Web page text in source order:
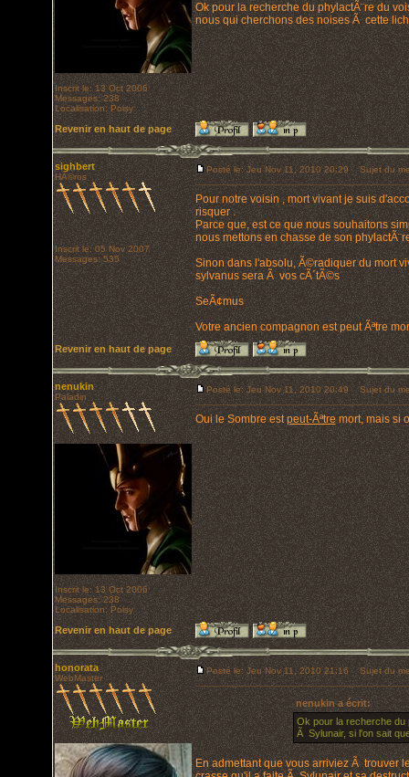
Inscrit le: 13 Oct 2006
Messages: 238
Localisation: Poisy
Ok pour la recherche du phylactÃ¨re du
nous qui cherchons des noises Ã cette
Revenir en haut de page
sighbert
HÃ©ros
Inscrit le: 05 Nov 2007
Messages: 535
Posté le: Jeu Nov 11, 2010 20:29 Sujet du
Pour notre voisin , mort vivant je suis
risquer .
Parce que, est ce que nous souhaitons
nous mettons en chasse de son
Sinon dans l'absolu, Ã©radiquer du mort
sylvanus sera Ã vos cÃ´tÃ©s
SeÃ¢mus
Votre ancien compagnon est peut Ãªtre
Revenir en haut de page
nenukin
Paladin
Inscrit le: 13 Oct 2006
Messages: 238
Localisation: Poisy
Posté le: Jeu Nov 11, 2010 20:49 Sujet du
Oui le Sombre estpeut-Ãªtremort, mais si
Revenir en haut de page
honorata
WebMaster
Posté le: Jeu Nov 11, 2010 21:16 Sujet du
nenukin a écrit:
Ok pour la recherche du
Ã Sylunair, si l'on sait
En admettant que vous arriviez Ã trouver